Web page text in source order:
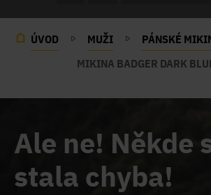
ÚVOD MUŽI
PÁNSKÉ
MIKINA BADGER DARK
Ale ne! Někde
stala chyba!